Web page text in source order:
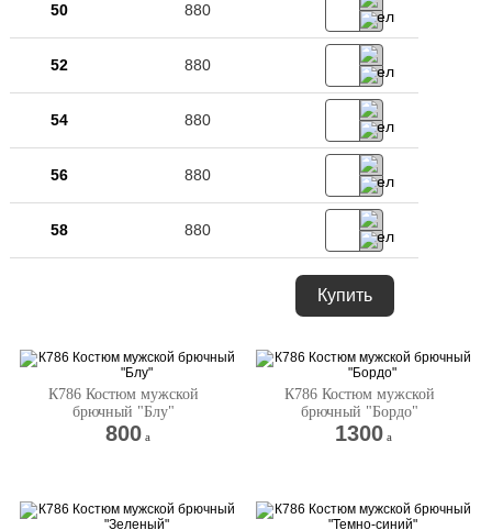
50 880
52 880
54 880
56 880
58 880
Купить
К786 Костюм мужской
брючный "Блу"
800 a
К786 Костюм мужской
брючный "Бордо"
1300 a